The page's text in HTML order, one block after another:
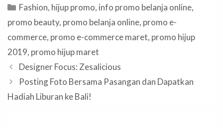
Categories
Fashion, hijup promo, info promo belanja online,
promo beauty, promo belanja online, promo e-
commerce, promo e-commerce maret, promo hijup
2019, promo hijup maret
Designer Focus: Zesalicious
Posting Foto Bersama Pasangan dan Dapatkan
Hadiah Liburan ke Bali!